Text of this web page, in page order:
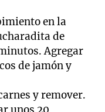
en la
de
Agregar
de jamón y
y remover.